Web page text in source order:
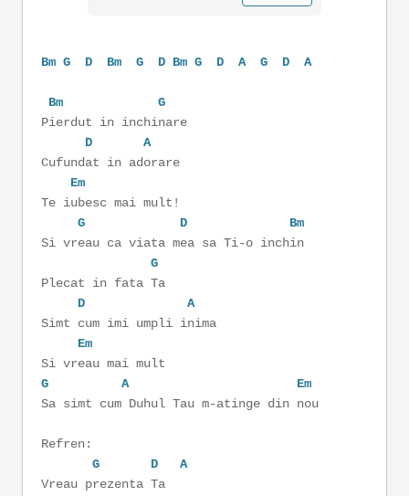
Bm G D Bm G D Bm G D A G D A
Bm
G
Pierdut in inchinare
D
A
Cufundat in adorare
Em
Te iubesc mai mult!
G
D
Bm
Si vreau ca viata mea sa Ti-o inchin
G
Plecat in fata Ta
D
A
Simt cum imi umpli inima
Em
Si vreau mai mult
G
A
Em
Sa simt cum Duhul Tau m-atinge din nou
Refren:
G
D
A
Vreau prezenta Ta